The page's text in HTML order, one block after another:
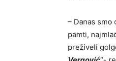
– Danas
pamti,
preživeli